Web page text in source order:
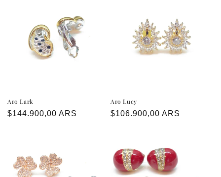
Aro Lark
Precio
$144.900,00 ARS
Aro Lucy
Precio
$106.900,00 ARS